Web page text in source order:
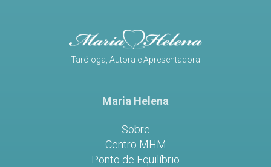
Taróloga, Autora e Apresentadora
Maria Helena
Sobre
Centro MHM
Ponto de Equilíbrio